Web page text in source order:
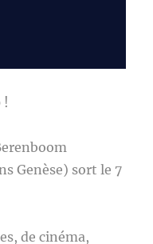
!
Genèse) sort le 7
de cinéma,